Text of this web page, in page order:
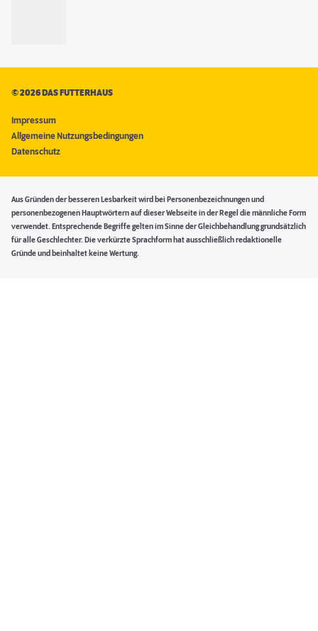
©2026 DAS FUTTERHAUS
Impressum
Allgemeine Nutzungsbedingungen
Datenschutz
Aus Gründen der besseren Lesbarkeit wird bei Personenbezeichnungen und
personenbezogenen Hauptwörtern auf dieser Webseite in der Regel die männliche Form
verwendet. Entsprechende Begriffe gelten im Sinne der Gleichbehandlung grundsätzlich
für alle Geschlechter. Die verkürzte Sprachform hat ausschließlich redaktionelle
Gründe und beinhaltet keine Wertung.